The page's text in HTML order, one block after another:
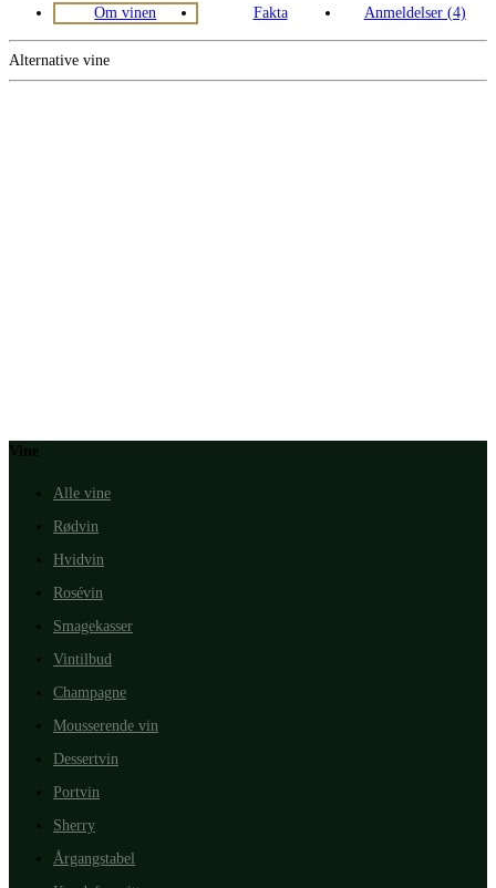
Om vinen Fakta Anmeldelser (4)
Alternative vine
Vine
Alle vine
Rødvin
Hvidvin
Rosévin
Smagekasser
Vintilbud
Champagne
Mousserende vin
Dessertvin
Portvin
Sherry
Årgangstabel